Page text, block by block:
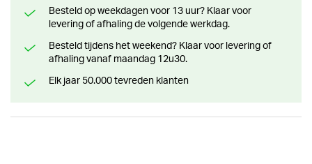
Besteld op weekdagen voor 13 uur? Klaar voor
levering of afhaling de volgende werkdag.
Besteld tijdens het weekend? Klaar voor levering of
afhaling vanaf maandag 12u30.
Elk jaar 50.000 tevreden klanten